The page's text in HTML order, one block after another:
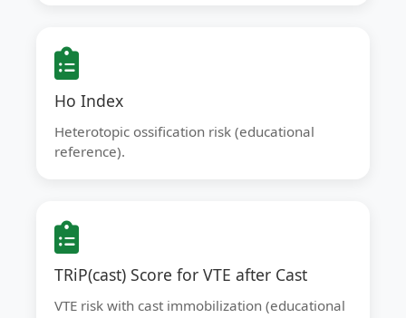
Ho Index
Heterotopic ossification risk (educational
reference).
TRiP(cast) Score for VTE after Cast
VTE risk with cast immobilization (educational